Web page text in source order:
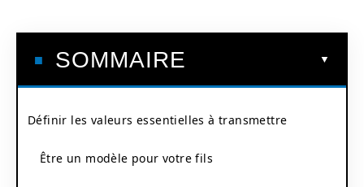
SOMMAIRE
Définir les valeurs essentielles à transmettre
Être un modèle pour votre fils